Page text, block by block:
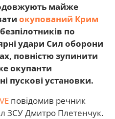
майже
окупований Крим
по
удари Сил оборони
повністю зупинити
окупанти
пускові установки.
повідомив речник
ЗСУ Дмитро Плетенчук.